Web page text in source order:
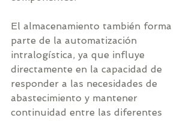
El almacenamiento también forma
parte de la automatización
intralogística, ya que influye
directamente en la capacidad de
responder a las necesidades de
abastecimiento y mantener
continuidad entre las diferentes